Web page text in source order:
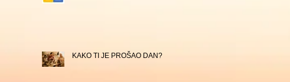
KAKO TI JE PROŠAO DAN?